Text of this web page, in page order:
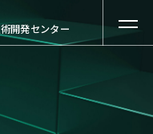
開発センター